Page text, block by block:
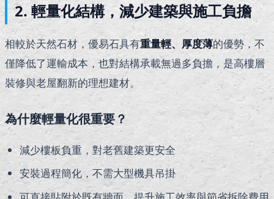
2. 輕量化結構，減少建築與施工負擔
相較於天然石材，優易石具有重量輕、厚度薄的優勢，不
僅降低了運輸成本，也對結構承載無過多負擔，是高樓層
裝修與老屋翻新的理想建材。
為什麼輕量化很重要？
減少樓板負重，對老舊建築更安全
安裝過程簡化，不需大型機具吊掛